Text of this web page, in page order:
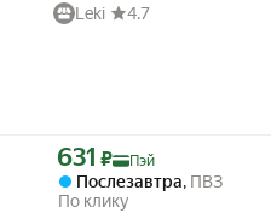
Leki
4.7
Цена с картой Яндекс Пэй 631
631 ₽ Пэй
Послезавтра, ПВЗ
По клику